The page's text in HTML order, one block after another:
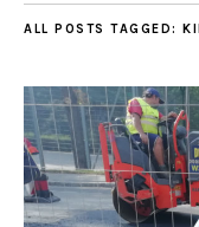
ALL POSTS TAGGED: